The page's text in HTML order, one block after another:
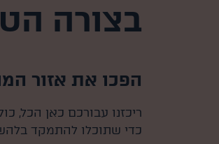
בצורה
הפכו את אזור
ריכזנו עבורכם כאן הכל,
כדי שתוכלו להתמקד